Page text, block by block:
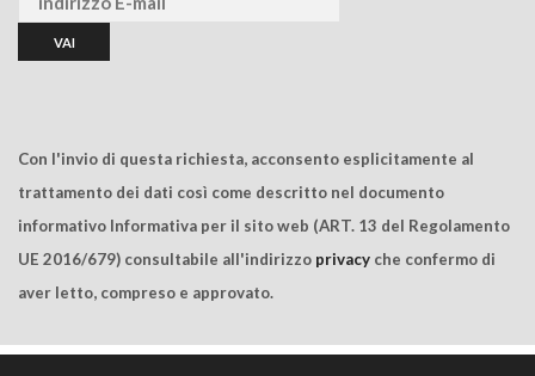
Con l'invio di questa richiesta, acconsento esplicitamente al
trattamento dei dati così come descritto nel documento
informativo Informativa per il sito web (ART. 13 del Regolamento
UE 2016/679) consultabile all'indirizzo privacy che confermo di
aver letto, compreso e approvato.